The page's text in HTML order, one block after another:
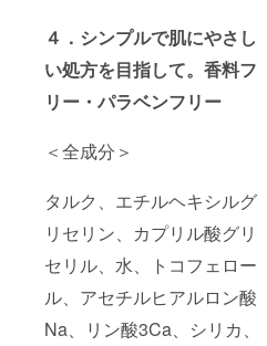
４．シンプルで肌にやさし
い処方を目指して。香料フ
リー・パラベンフリー
＜全成分＞
タルク、エチルヘキシルグ
リセリン、カプリル酸グリ
セリル、水、トコフェロー
ル、アセチルヒアルロン酸
Na、リン酸3Ca、シリカ、